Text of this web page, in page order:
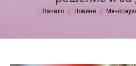
You are here:
Начало Новини